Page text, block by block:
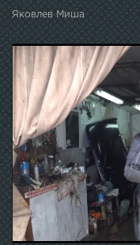
Яковлев Миша